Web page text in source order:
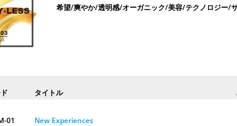
希望/爽やか/透明感/オーガニック/美容/テクノロジー/
タイトル
01 New Experiences